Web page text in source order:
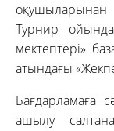
Турнир
мектептері»
атындағы
Бағдарламаға
ашылу